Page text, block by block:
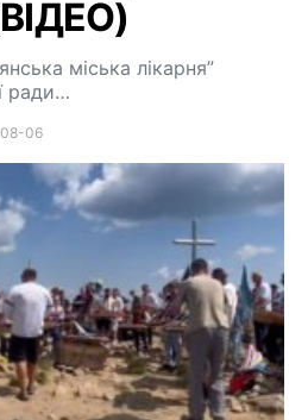
міська лікарня”
ради…
06